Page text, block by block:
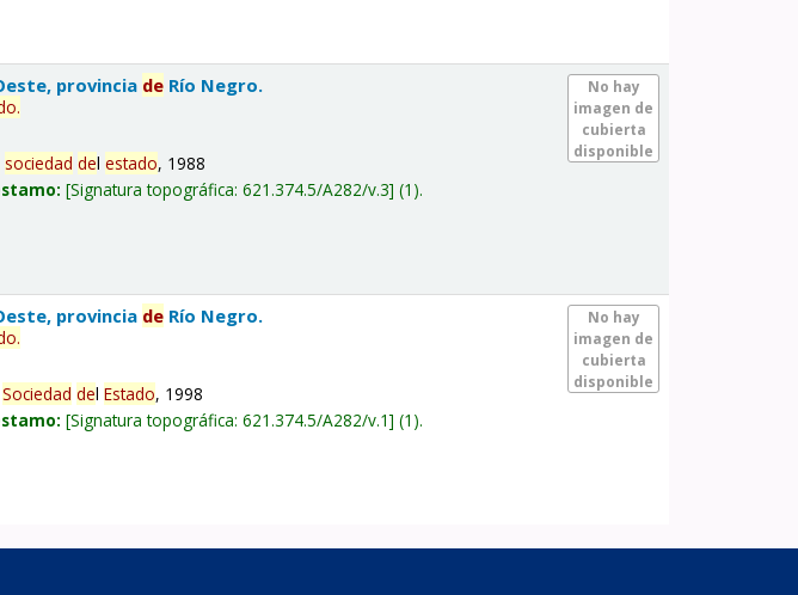
No hay
imagen de
cubierta
disponible
provincia de Río Negro.
.
sociedad delestado, 1988
Signatura topográfica:621.374.5/A282/v.3 (1).
No hay
imagen de
cubierta
disponible
provincia de Río Negro.
.
Sociedad delEstado, 1998
Signatura topográfica:621.374.5/A282/v.1 (1).